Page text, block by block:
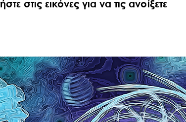
στις εικόνες για να τις ανοίξετε